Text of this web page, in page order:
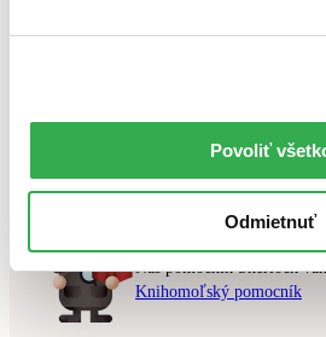
Povoliť
Odmietnuť
Skúste prosím zmeniť vyhľadávaný
Náš pomocník Sherlock
Knihomoľský pomocník